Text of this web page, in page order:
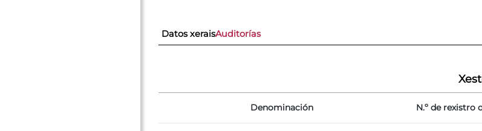
Datos xeraisAuditorías
Denominación N.º de rexistro